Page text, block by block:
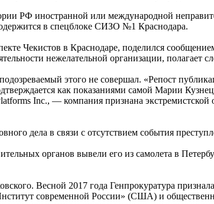
РФ иностранной или международной
в спецблоке СИЗО №1 Краснодара.
Чекистов в Краснодаре, поделился
нежелательной организации, полагает
этого не совершал. «Репост
как показаниями самой Марии
Inc., — компания признана экстремистской
дела в связи с отсутствием события
органов вывели его из самолета в
Весной 2017 года Генпрокуратура
современной России» (США) и